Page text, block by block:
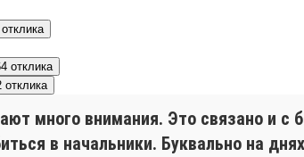
отклика
много внимания. Это связано и
в начальники. Буквально на